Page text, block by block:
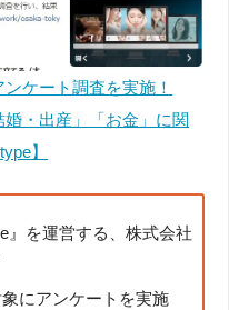
ケート調査を実施！
婚・出産」「お金」に関
】
』を運営する、株式会社
にアンケートを実施